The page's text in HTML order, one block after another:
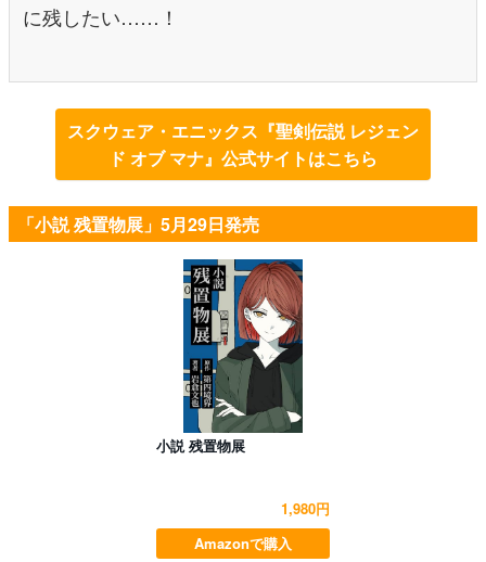
に残したい……！
スクウェア・エニックス『聖剣伝説 レジェン
ド オブ マナ』公式サイトはこちら
「小説 残置物展」5月29日発売
小説 残置物展
1,980円
Amazonで購入